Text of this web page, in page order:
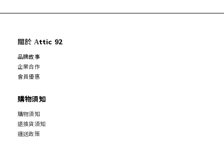
關於 Attic 92
品牌故事
企業合作
會員優惠
購物須知
購物須知
退換貨須知
運送政策